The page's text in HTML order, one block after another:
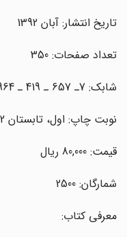
تاریخ انتشار: آبان 1392
تعداد صفحات: 350
شابک: 7ـ 657 ـ 419 ـ 964ـ 978
نوبت چاپ: اول، تابستان 1392
قیمت: 80,000 ریال
شمارگان: 2500
معرفی کتاب: